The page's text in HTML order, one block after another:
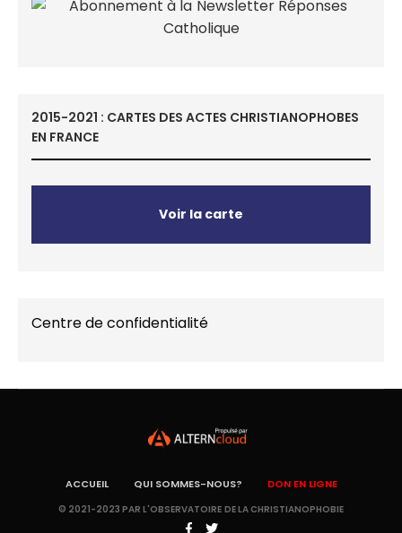
2015-2021 : CARTES DES ACTES CHRISTIANOPHOBES
EN FRANCE
Voir la carte
Centre de confidentialité
ACCUEIL QUI SOMMES-NOUS? DON EN LIGNE
© 2021-2023 PAR L'OBSERVATOIRE DE LA CHRISTIANOPHOBIE